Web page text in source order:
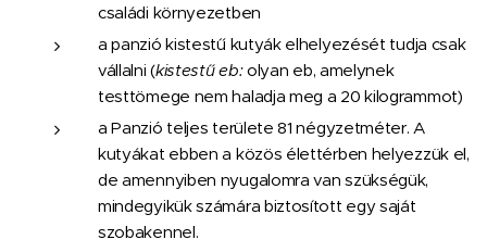
családi környezetben
a panzió kistestű kutyák elhelyezését tudja csak
vállalni (kistestű eb:olyan eb, amelynek
testtömege nem haladja meg a 20 kilogrammot)
a Panzió teljes területe 81 négyzetméter. A
kutyákat ebben a közös élettérben helyezzük el,
de amennyiben nyugalomra van szükségük,
mindegyikük számára biztosított egy saját
szobakennel.